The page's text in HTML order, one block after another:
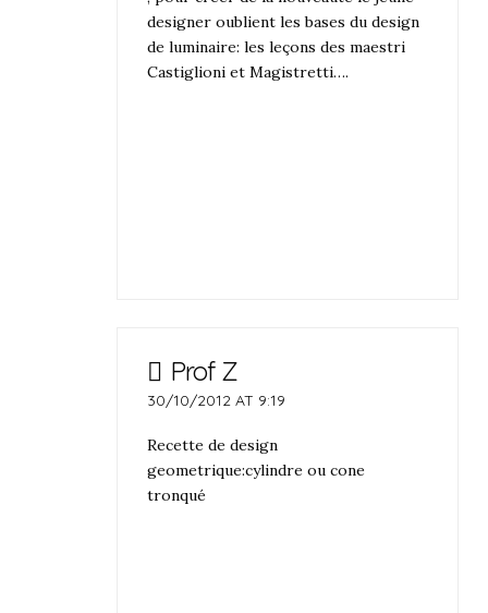
designer oublient les bases du design
de luminaire: les leçons des maestri
Castiglioni et Magistretti….
Prof Z
30/10/2012 AT 9:19
Recette de design
geometrique:cylindre ou cone
tronqué